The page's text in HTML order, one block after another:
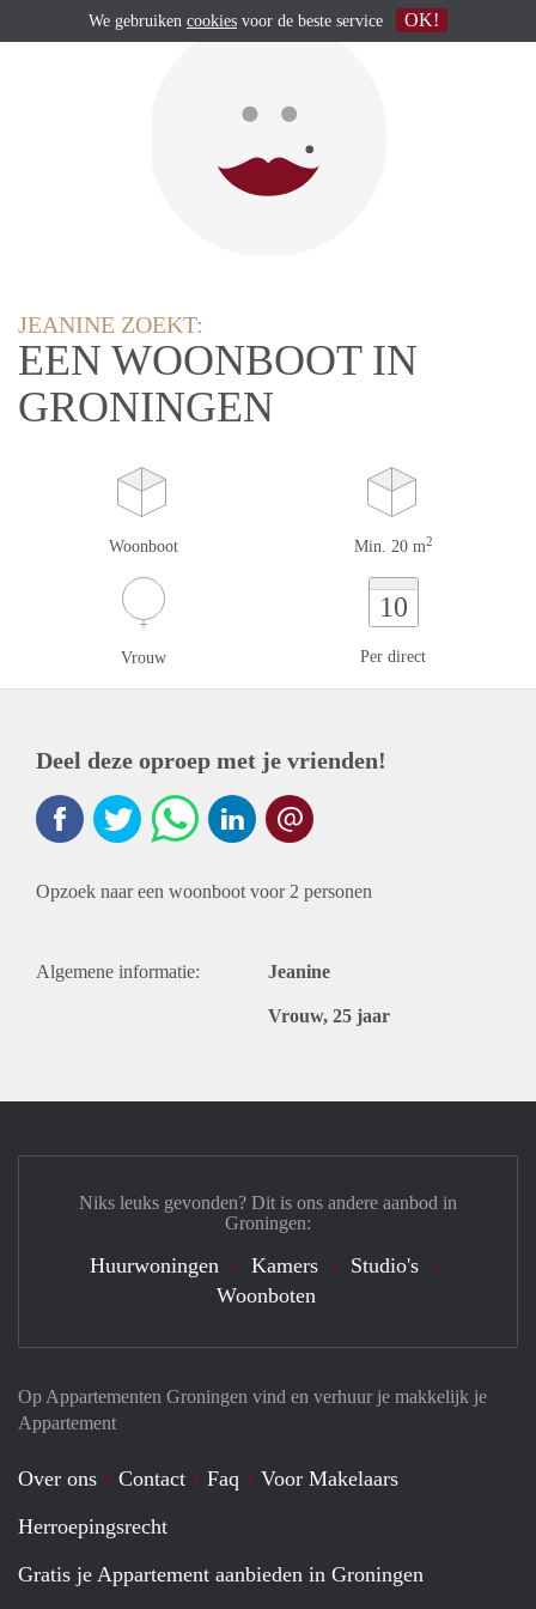
JEANINE ZOEKT:
EEN WOONBOOT IN
GRONINGEN
Woonboot Min. 20 m2
Vrouw
10
Per direct
Deel deze oproep met je vrienden!
Opzoek naar een woonboot voor 2 personen
Algemene informatie: Jeanine
Vrouw, 25 jaar
Op Appartementen Groningen vind en verhuur je makkelijk je
Appartement
Over ons Contact Faq
Voor Makelaars
Herroepingsrecht
Gratis je Appartement aanbieden in Groningen
Niks leuks gevonden? Dit is ons andere aanbod in
Groningen:
Huurwoningen Kamers
Studio's
Woonboten
We gebruiken cookies voor de beste service OK!